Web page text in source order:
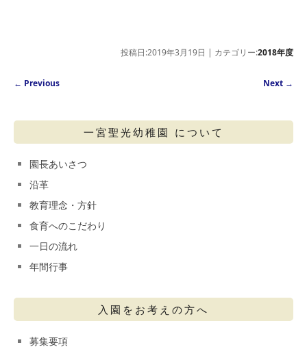
投稿日:2019年3月19日 | カテゴリー:2018年度
Post navigation
← Previous Next →
一宮聖光幼稚園 について
園長あいさつ
沿革
教育理念・方針
食育へのこだわり
一日の流れ
年間行事
入園をお考えの方へ
募集要項